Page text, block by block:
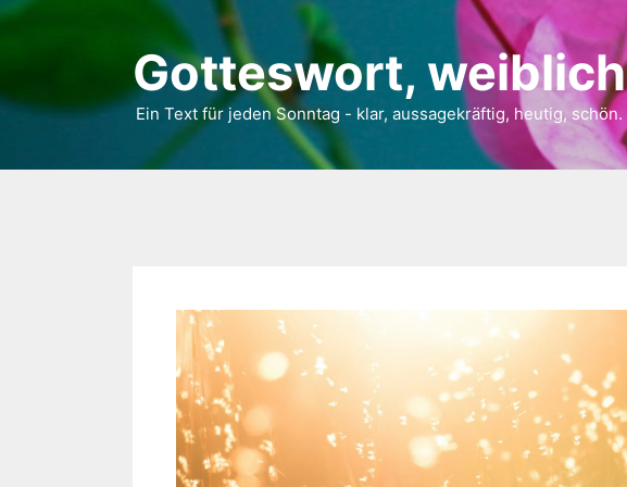
Gotteswort, weiblich
Ein Text für jeden Sonntag - klar, aussagekräftig, heutig, schön.